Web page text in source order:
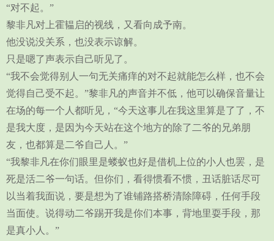
“对不起。”
黎非凡对上霍韫启的视线，又看向成予南。
他没说没关系，也没表示谅解。
只是嗯了声表示自己听见了。
“我不会觉得别人一句无关痛痒的对不起就能怎么样，也不会
觉得自己受不起。”黎非凡的声音并不低，他可以确保音量让
在场的每一个人都听见，“今天这事儿在我这里算是了了，不
是我大度，是因为今天站在这个地方的除了二爷的兄弟朋
友，也都算是二爷自己人。”
“我黎非凡在你们眼里是蝼蚁也好是借机上位的小人也罢，是
死是活二爷一句话。但你们，看得惯看不惯，丑话脏话尽可
以当着我面说，要是想为了谁铺路搭桥清除障碍，任何手段
当面使。说得动二爷踢开我是你们本事，背地里耍手段，那
是真小人。”